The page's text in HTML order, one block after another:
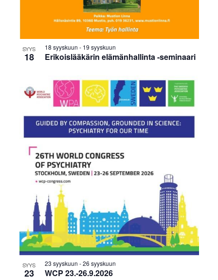
SYYS
18 Erikoislääkärin elämänhallinta -seminaari
18 syyskuun - 19 syyskuun
SYYS
23 WCP 23.-26.9.2026
23 syyskuun -26 syyskuun